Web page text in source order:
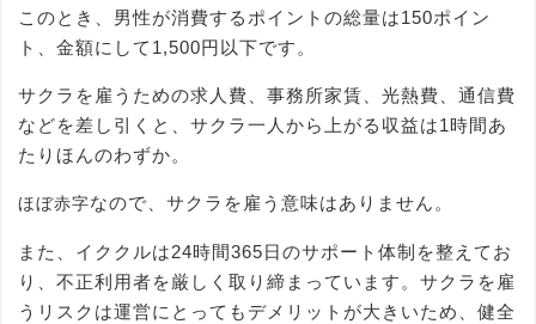
このとき、男性が消費するポイントの総量は150ポイン
ト、金額にして1,500円以下です。
サクラを雇うための求人費、事務所家賃、光熱費、通信費
などを差し引くと、サクラ一人から上がる収益は1時間あ
たりほんのわずか。
ほぼ赤字なので、サクラを雇う意味はありません。
また、イククルは24時間365日のサポート体制を整えてお
り、不正利用者を厳しく取り締まっています。サクラを雇
うリスクは運営にとってもデメリットが大きいため、健全